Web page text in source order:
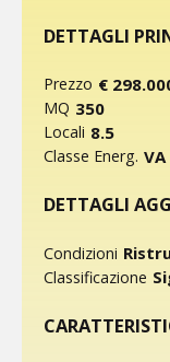
DETTAGLI
Prezzo €
MQ 350
Locali 8.5
Classe Energ. VA
DETTAGLI
Condizioni
Classificazione